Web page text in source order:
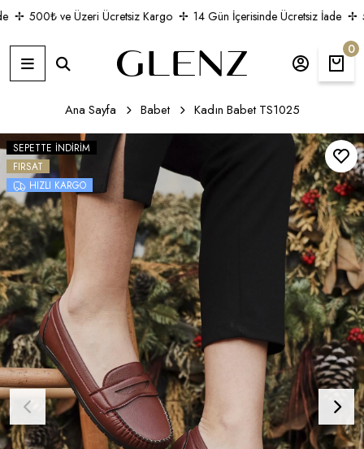
500₺ ve Üzeri Ücretsiz Kargo 14 Gün İçerisinde Ücretsiz İade
0
Ana Sayfa Babet Kadın Babet TS1025
SEPETTE İNDIRIM
FIRSAT
HIZLI KARGO